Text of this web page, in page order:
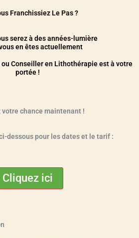
Franchissiez Le Pas ?
serez à des années-lumière
en êtes actuellement
Conseiller en Lithothérapie est à votre
portée !
votre chance maintenant !
dessous pour les dates et le tarif :
Cliquez ici